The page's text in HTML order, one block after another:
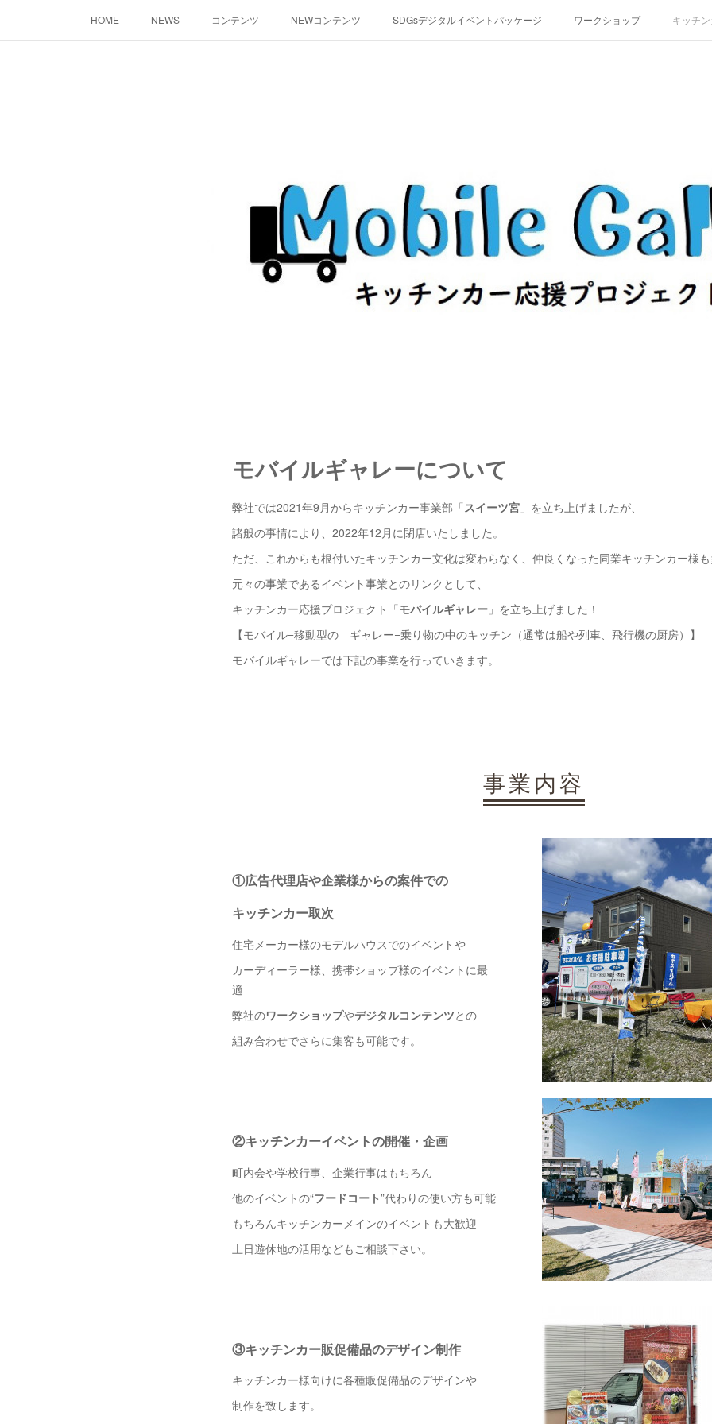
HOME NEWS コンテンツ NEWコンテンツ SDGsデジタルイベントパッケージ ワークショップ キッチ
モバイルギャレーについて
弊社では2021年9月からキッチンカー事業部「スイーツ宮 」を立ち上げましたが、
諸般の事情により、2022年12月に閉店いたしました。
ただ、これからも根付いたキッチンカー文化は変わらなく、仲良くなった同業キッチンカー様
元々の事業であるイベント事業とのリンクとして、
キッチンカー応援プロジェクト「モバイルギャレー 」を立ち上げました！
【モバイル=移動型の ギャレー=乗り物の中のキッチン（通常は船や列車、飛行機の厨房）】
モバイルギャレーでは下記の事業を行っていきます。
事業内容
①広告代理店や企業様からの案件での
キッチンカー取次
住宅メーカー様のモデルハウスでのイベントや
カーディーラー様、携帯ショップ様のイベントに最
適
弊社のワークショップやデジタルコンテンツとの
組み合わせでさらに集客も可能です。
②キッチンカーイベントの開催・企画
町内会や学校行事、企業行事はもちろん
他のイベントの“フードコート”代わりの使い方も可能
もちろんキッチンカーメインのイベントも大歓迎
土日遊休地の活用などもご相談下さい。
③キッチンカー販促備品のデザイン制作
キッチンカー様向けに各種販促備品のデザインや
制作を致します。